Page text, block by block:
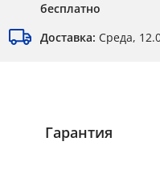
бесплатно
Доставка: Среда,
Гарантия